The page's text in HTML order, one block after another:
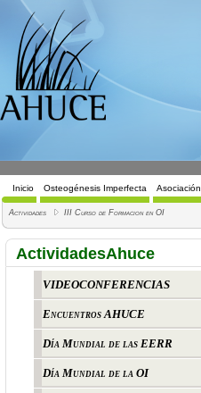
Inicio Osteogénesis Imperfecta Asociación
Actividades III Curso de Formacion en OI
ActividadesAhuce
VIDEOCONFERENCIAS
Encuentros AHUCE
Día Mundial de las EERR
Día Mundial de la OI